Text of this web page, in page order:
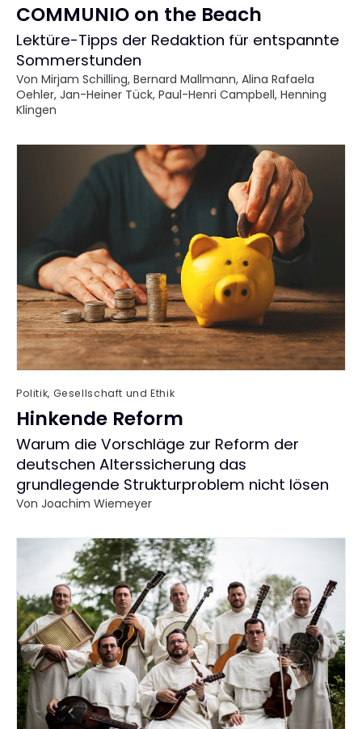
COMMUNIO on the Beach
:
Lektüre-Tipps der Redaktion für entspannte
Sommerstunden
Von Mirjam Schilling, Bernard Mallmann, Alina Rafaela
Oehler, Jan-Heiner Tück, Paul-Henri Campbell, Henning
Klingen
Politik, Gesellschaft und Ethik
Hinkende Reform
:
Warum die Vorschläge zur Reform der
deutschen Alterssicherung das
grundlegende Strukturproblem nicht lösen
Von Joachim Wiemeyer